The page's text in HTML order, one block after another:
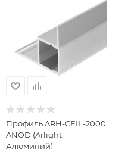
Профиль ARH-CEIL-2000
ANOD (Arlight,
Алюминий)